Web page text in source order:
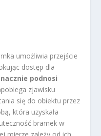
umożliwia przejście
dostęp dla
podnosi
zjawisku
się do obiektu przez
która uzyskała
bramek w
mierze zależy od ich